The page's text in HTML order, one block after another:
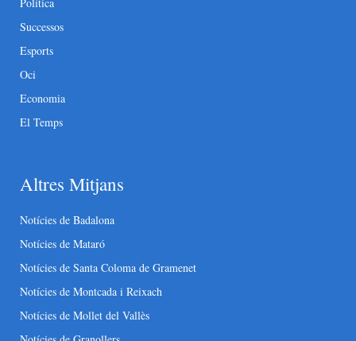
Successos
Esports
Oci
Economia
El Temps
Altres Mitjans
Notícies de Badalona
Notícies de Mataró
Notícies de Santa Coloma de Gramenet
Notícies de Montcada i Reixach
Notícies de Mollet del Vallès